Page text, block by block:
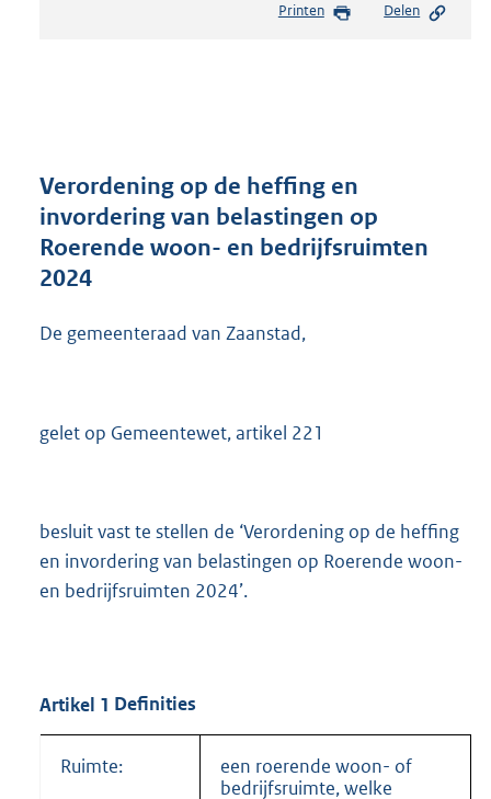
s
r
o
t
2
b
Printen Delen
Verordening op de heffing en
invordering van belastingen op
Roerende woon- en bedrijfsruimten
2024
De gemeenteraad van Zaanstad,
gelet op Gemeentewet, artikel 221
besluit vast te stellen de ‘Verordening op de heffing
en invordering van belastingen op Roerende woon-
en bedrijfsruimten 2024’.
Artikel 1 Definities
Ruimte:
een roerende woon- of
bedrijfsruimte, welke